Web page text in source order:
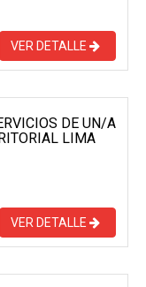
VER DETALLE
DE UN/A
LIMA
VER DETALLE